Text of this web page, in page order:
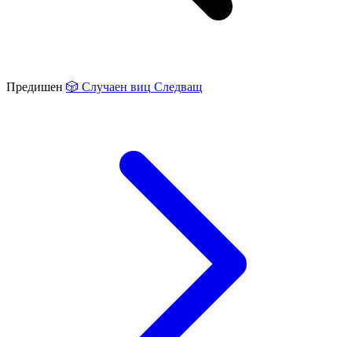
Предишен 🎲 Случаен виц Следващ